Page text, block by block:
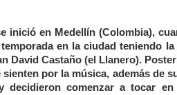
inició en Medellín (Colombia),
en la ciudad teniendo
David Castaño (el Llanero).
sienten por la música, además de
decidieron comenzar a tocar